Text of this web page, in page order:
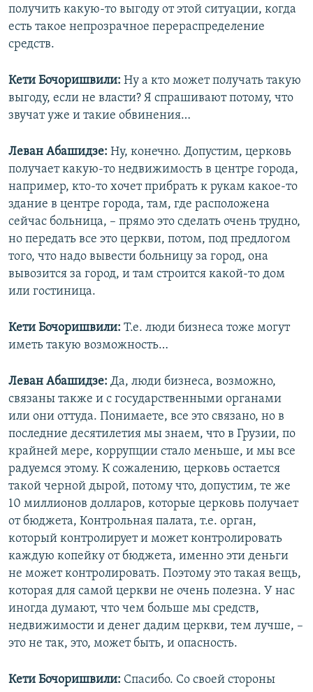
получить какую-то выгоду от этой ситуации, когда
есть такое непрозрачное перераспределение
средств.
Кети Бочоришвили: Ну а кто может получать такую
выгоду, если не власти? Я спрашивают потому, что
звучат уже и такие обвинения…
Леван Абашидзе: Ну, конечно. Допустим, церковь
получает какую-то недвижимость в центре города,
например, кто-то хочет прибрать к рукам какое-то
здание в центре города, там, где расположена
сейчас больница, – прямо это сделать очень трудно,
но передать все это церкви, потом, под предлогом
того, что надо вывести больницу за город, она
вывозится за город, и там строится какой-то дом
или гостиница.
Кети Бочоришвили: Т.е. люди бизнеса тоже могут
иметь такую возможность…
Леван Абашидзе: Да, люди бизнеса, возможно,
связаны также и с государственными органами
или они оттуда. Понимаете, все это связано, но в
последние десятилетия мы знаем, что в Грузии, по
крайней мере, коррупции стало меньше, и мы все
радуемся этому. К сожалению, церковь остается
такой черной дырой, потому что, допустим, те же
10 миллионов долларов, которые церковь получает
от бюджета, Контрольная палата, т.е. орган,
который контролирует и может контролировать
каждую копейку от бюджета, именно эти деньги
не может контролировать. Поэтому это такая вещь,
которая для самой церкви не очень полезна. У нас
иногда думают, что чем больше мы средств,
недвижимости и денег дадим церкви, тем лучше, –
это не так, это, может быть, и опасность.
Кети Бочоришвили: Спасибо. Со своей стороны